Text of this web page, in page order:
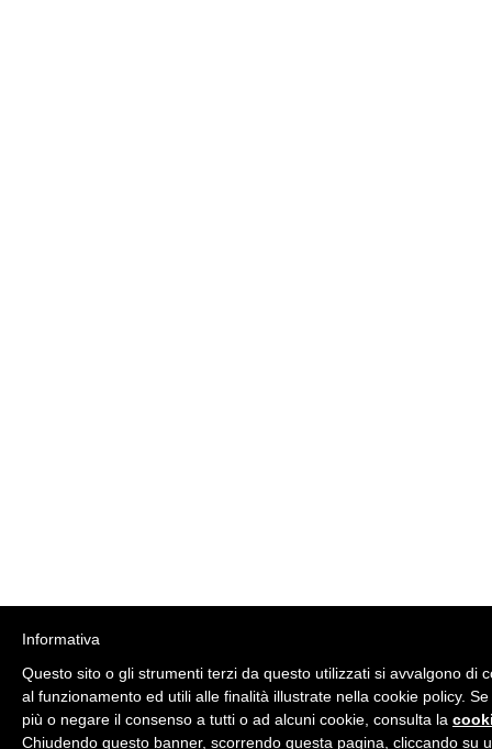
Informativa
Questo sito o gli strumenti terzi da questo utilizzati si avvalgono di
al funzionamento ed utili alle finalità illustrate nella cookie policy.
più o negare il consenso a tutti o ad alcuni cookie, consulta la
Chiudendo questo banner, scorrendo questa pagina, cliccando su